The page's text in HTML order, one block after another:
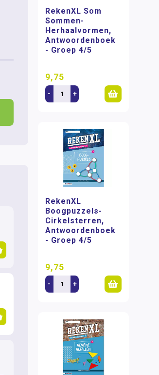
RekenXL Som
Sommen-
Herhaalvormen,
Antwoordenboek
- Groep 4/5
9,75
- +
RekenXL
Boogpuzzels-
Cirkelsterren,
Antwoordenboek
- Groep 4/5
9,75
- +